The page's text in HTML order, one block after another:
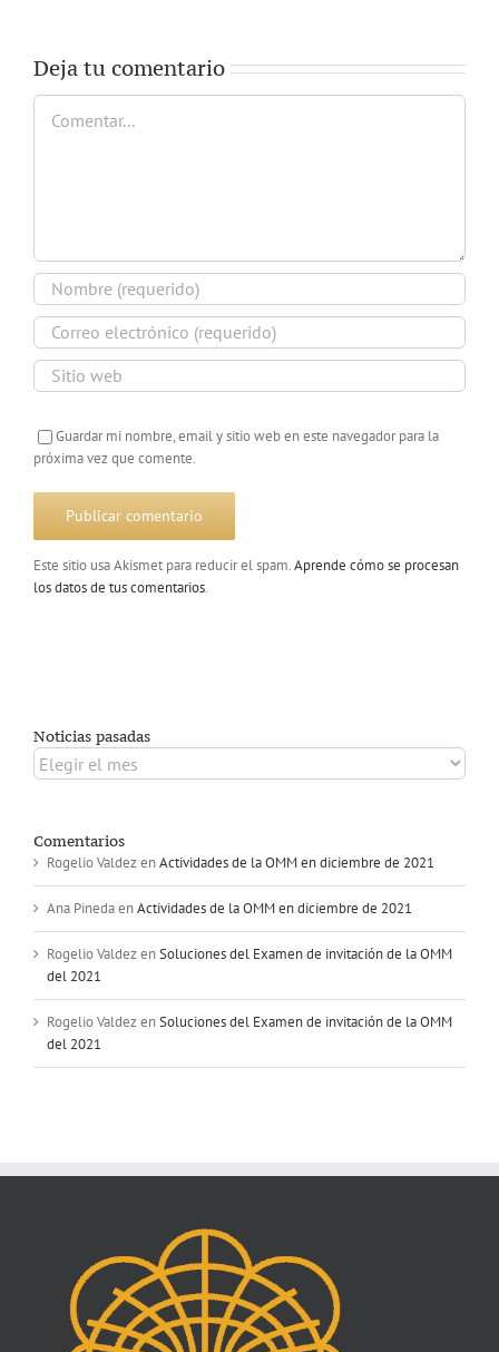
Deja tu comentario
Comentar
Guardar mi nombre, email y sitio web en este navegador para la
próxima vez que comente.
Este sitio usa Akismet para reducir el spam.Aprende cómo se procesan
los datos de tus comentarios.
Noticias pasadas
Noticias
pasadas
Comentarios
Rogelio ValdezenActividades de la OMM en diciembre de 2021
Ana PinedaenActividades de la OMM en diciembre de 2021
Rogelio ValdezenSoluciones del Examen de invitación de la OMM
del 2021
Rogelio ValdezenSoluciones del Examen de invitación de la OMM
del 2021